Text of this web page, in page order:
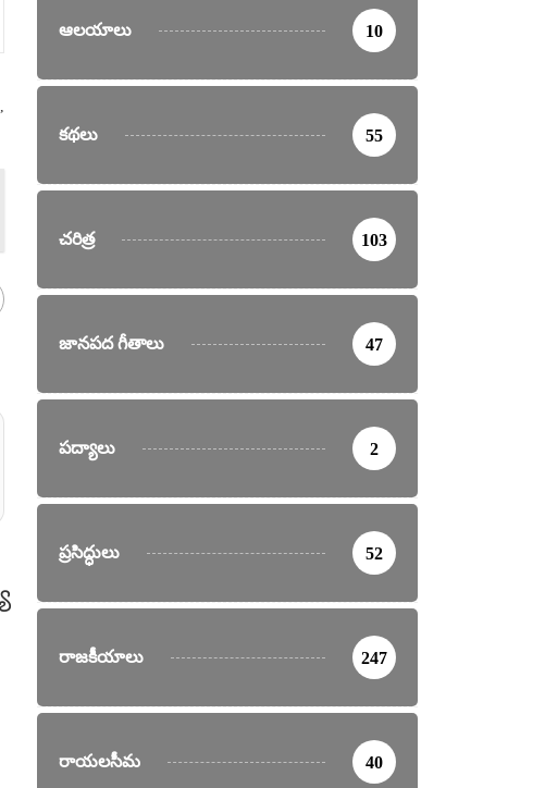
సంకీర్తనలు
ఆలయాలు 10
కథలు 55
చరిత్ర 103
జానపద గీతాలు 47
పద్యాలు 2
ప్రసిద్ధులు 52
రాజకీయాలు 247
రాయలసీమ 40